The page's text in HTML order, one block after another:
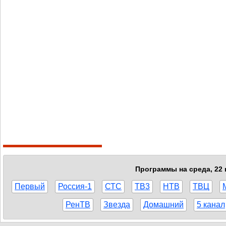
Программы на среда, 22
Первый Россия-1 СТС ТВ3 НТВ ТВЦ
РенТВ Звезда Домашний 5 канал